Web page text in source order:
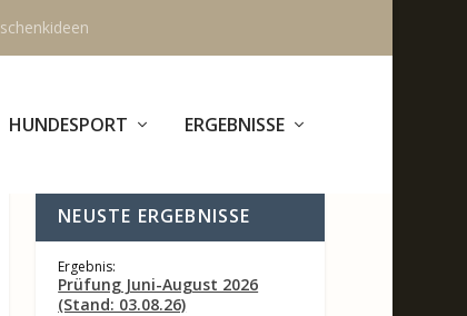
HUNDESPORT ERGEBNISSE
NEUSTE ERGEBNISSE
Ergebnis:
Prüfung Juni-August 2026
(Stand: 03.08.26)